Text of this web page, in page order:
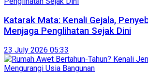
Katarak Mata: Kenali Gejala,
Menjaga Penglihatan Sejak Dini
23 July 2026 05:33